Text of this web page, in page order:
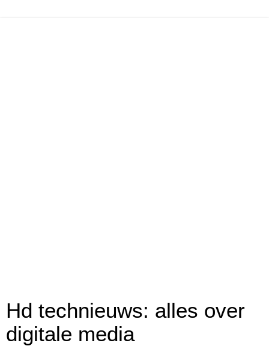
Hd technieuws: alles over
digitale media